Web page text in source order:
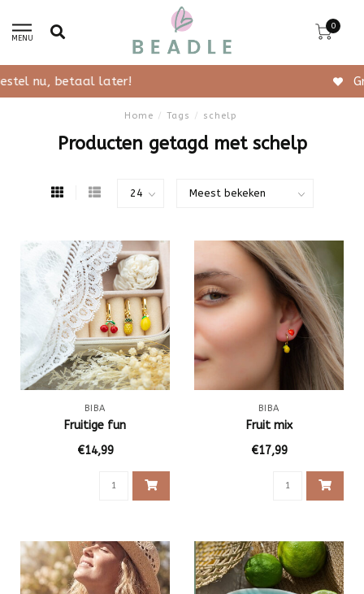
MENU
0
Gratis verzending vanaf 50,-
Home / Tags / schelp
Producten getagd met schelp
BIBA
Fruitige fun
€14,99
BIBA
Fruit mix
€17,99